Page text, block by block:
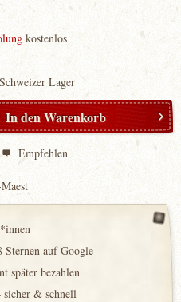
kostenlos
Lager
In denWarenkorb
Empfehlen
auf Google
später bezahlen
sicher & schnell